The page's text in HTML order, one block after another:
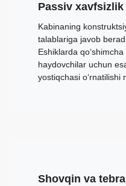
Passiv xavfsizlik
Kabinaning
talablariga javob
Eshiklarda qo‘shimcha
haydovchilar uchun
yostiqchasi o‘rnatilishi
Shovqin va